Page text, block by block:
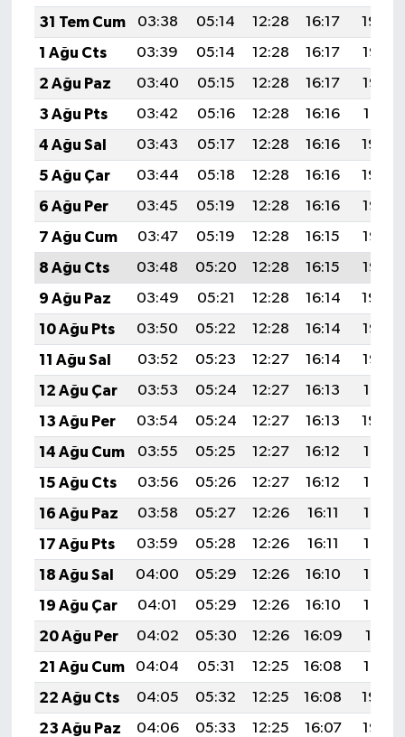
31 Tem Cum
03:38 05:14 12:28 16:17
19:34
1 Ağu Cts
03:39 05:14 12:28 16:17
19:33
2 Ağu Paz
03:40 05:15 12:28 16:17
19:32
3 Ağu Pts
03:42 05:16 12:28 16:16
19:31
4 Ağu Sal
03:43 05:17 12:28 16:16
19:30
5 Ağu Çar
03:44 05:18 12:28 16:16
19:29
6 Ağu Per
03:45 05:19 12:28 16:16
19:28
7 Ağu Cum
03:47 05:19 12:28 16:15
19:27
8 Ağu Cts
03:48 05:20 12:28 16:15
19:25
9 Ağu Paz
03:49 05:21 12:28 16:14
19:24
10 Ağu Pts
03:50 05:22 12:28 16:14
19:23
11 Ağu Sal
03:52 05:23 12:27 16:14
19:22
12 Ağu Çar
03:53 05:24 12:27 16:13
19:21
13 Ağu Per
03:54 05:24 12:27 16:13
19:20
14 Ağu Cum
03:55 05:25 12:27 16:12
19:18
15 Ağu Cts
03:56 05:26 12:27 16:12
19:17
16 Ağu Paz
03:58 05:27 12:26 16:11
19:16
17 Ağu Pts
03:59 05:28 12:26 16:11
19:15
18 Ağu Sal
04:00 05:29 12:26 16:10
19:13
19 Ağu Çar
04:01 05:29 12:26 16:10
19:12
20 Ağu Per
04:02 05:30 12:26 16:09
19:11
21 Ağu Cum
04:04 05:31 12:25 16:08
19:10
22 Ağu Cts
04:05 05:32 12:25 16:08
19:08
23 Ağu Paz
04:06 05:33 12:25 16:07
19:07